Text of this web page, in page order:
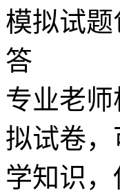
模拟试题
答
专业老
拟试卷
学知识